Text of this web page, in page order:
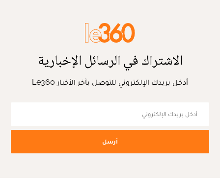
الاشتراك في الرسائل الإخبارية
أدخل بريدك الإلكتروني للتوصل بآخر الأخبار Le360
أرسل